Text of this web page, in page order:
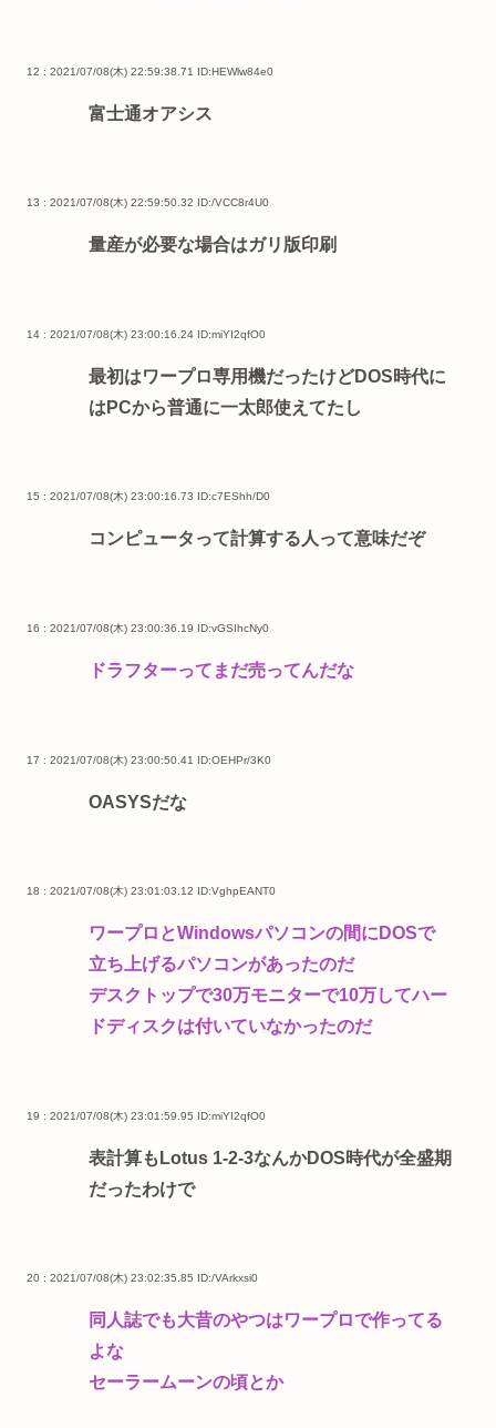
12 : 2021/07/08(木) 22:59:38.71 ID:HEWlw84e0
富士通オアシス
13 : 2021/07/08(木) 22:59:50.32 ID:/VCC8r4U0
量産が必要な場合はガリ版印刷
14 : 2021/07/08(木) 23:00:16.24 ID:miYI2qfO0
最初はワープロ専用機だったけどDOS時代に
はPCから普通に一太郎使えてたし
15 : 2021/07/08(木) 23:00:16.73 ID:c7EShh/D0
コンピュータって計算する人って意味だぞ
16 : 2021/07/08(木) 23:00:36.19 ID:vGSIhcNy0
ドラフターってまだ売ってんだな
17 : 2021/07/08(木) 23:00:50.41 ID:OEHPr/3K0
OASYSだな
18 : 2021/07/08(木) 23:01:03.12 ID:VghpEANT0
ワープロとWindowsパソコンの間にDOSで
立ち上げるパソコンがあったのだ
デスクトップで30万モニターで10万してハー
ドディスクは付いていなかったのだ
19 : 2021/07/08(木) 23:01:59.95 ID:miYI2qfO0
表計算もLotus 1-2-3なんかDOS時代が全盛期
だったわけで
20 : 2021/07/08(木) 23:02:35.85 ID:/VArkxsi0
同人誌でも大昔のやつはワープロで作ってる
よな
セーラームーンの頃とか